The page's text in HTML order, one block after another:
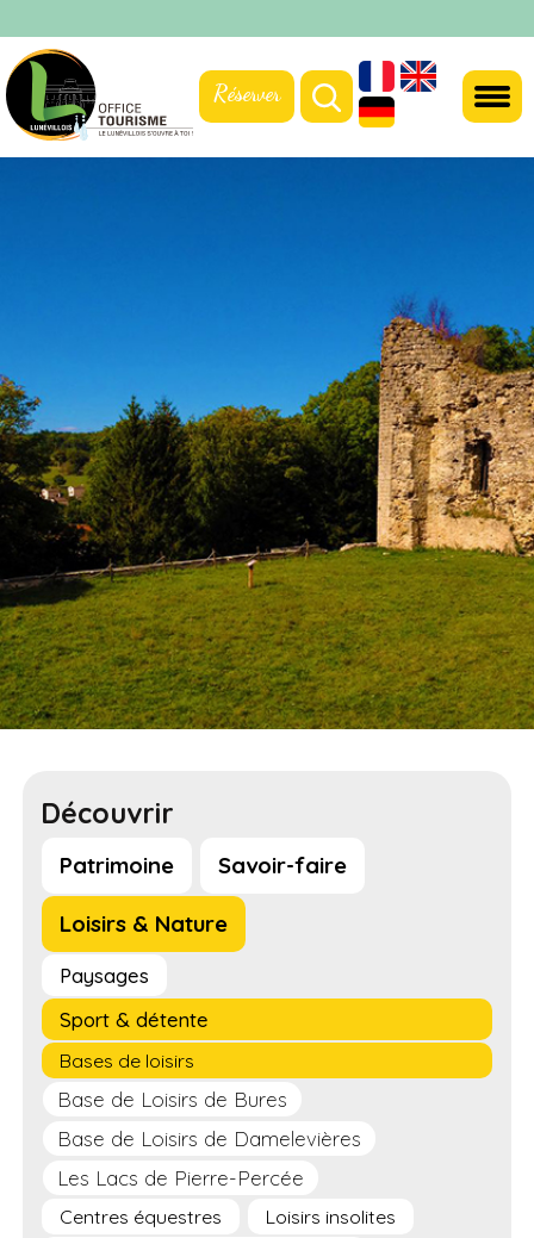
Réserver
Découvrir
Patrimoine Savoir-faire
Loisirs & Nature
Paysages
Sport & détente
Bases de loisirs
Base de Loisirs de Bures
Base de Loisirs de Damelevières
Les Lacs de Pierre-Percée
Centres équestres
Loisirs insolites